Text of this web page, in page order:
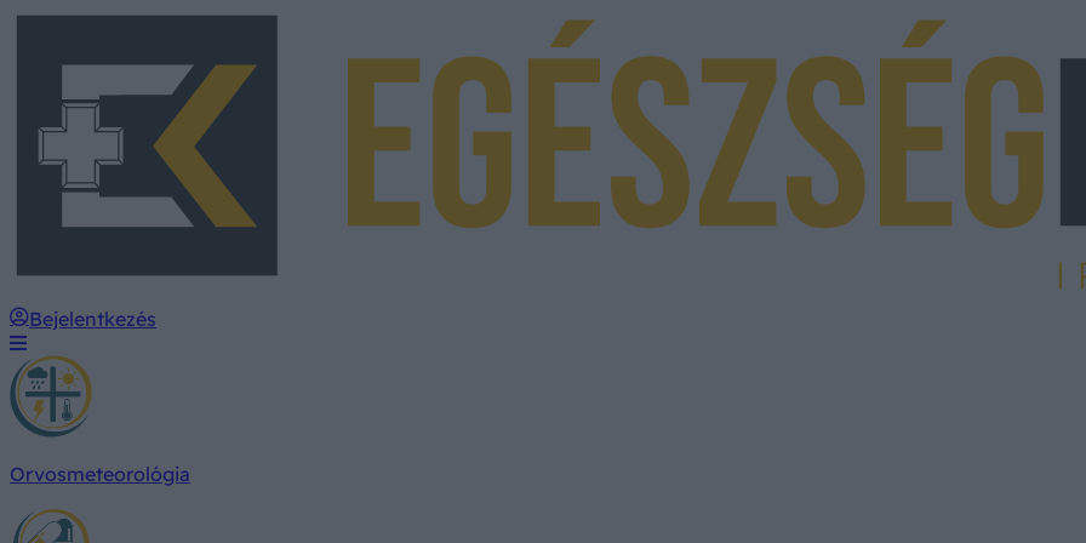
Bejelentkezés
Orvosmeteorológia